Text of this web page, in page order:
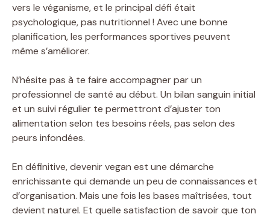
vers le véganisme, et le principal défi était
psychologique, pas nutritionnel ! Avec une bonne
planification, les performances sportives peuvent
même s’améliorer.
N’hésite pas à te faire accompagner par un
professionnel de santé au début. Un bilan sanguin initial
et un suivi régulier te permettront d’ajuster ton
alimentation selon tes besoins réels, pas selon des
peurs infondées.
En définitive, devenir vegan est une démarche
enrichissante qui demande un peu de connaissances et
d’organisation. Mais une fois les bases maîtrisées, tout
devient naturel. Et quelle satisfaction de savoir que ton